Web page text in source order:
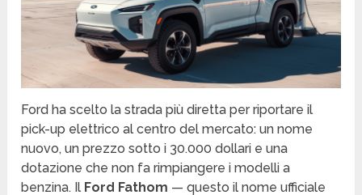
Ford ha scelto la strada più diretta per riportare il
pick-up elettrico al centro del mercato: un nome
nuovo, un prezzo sotto i 30.000 dollari e una
dotazione che non fa rimpiangere i modelli a
benzina. Il Ford Fathom — questo il nome ufficiale